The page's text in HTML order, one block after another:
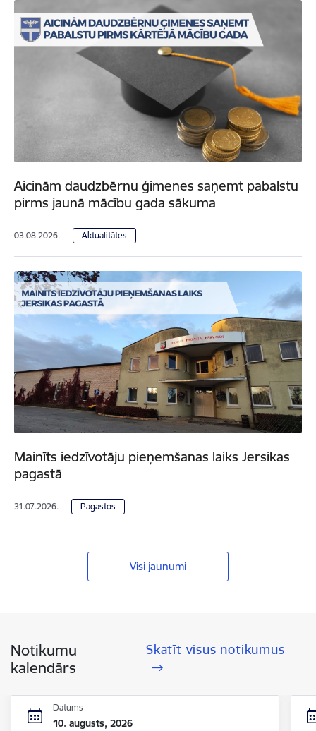
Aicinām daudzbērnu ģimenes saņemt pabalstu
pirms jaunā mācību gada sākuma
03.08.2026. Aktualitātes
Mainīts iedzīvotāju pieņemšanas laiks Jersikas
pagastā
31.07.2026. Pagastos
Visi jaunumi
Notikumu
kalendārs
Skatīt visus notikumus
Datums
10. augusts, 2026